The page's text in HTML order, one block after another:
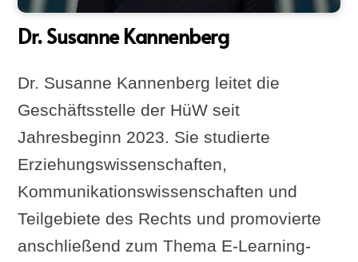
Dr. Susanne Kannenberg
Dr. Susanne Kannenberg leitet die
Geschäftsstelle der HüW seit
Jahresbeginn 2023. Sie studierte
Erziehungswissenschaften,
Kommunikationswissenschaften und
Teilgebiete des Rechts und promovierte
anschließend zum Thema E-Learning-